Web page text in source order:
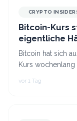
CRYPTO
Bitcoin-Kurs
eigentliche
Bitcoin hat sich
Kurs
vor 1 Tag